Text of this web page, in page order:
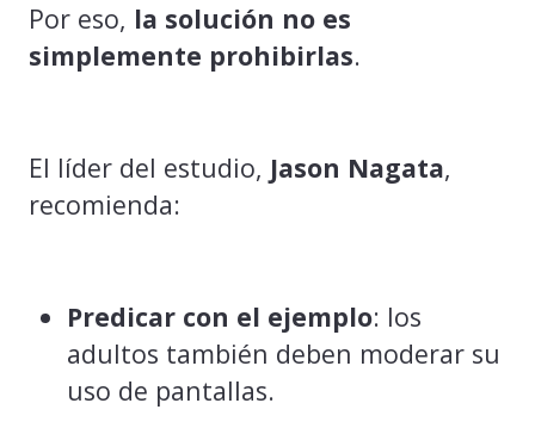
Por eso, la solución no es
simplemente prohibirlas.
El líder del estudio, Jason Nagata,
recomienda:
Predicar con el ejemplo: los
adultos también deben moderar su
uso de pantallas.